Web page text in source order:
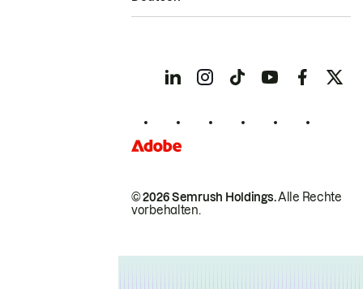
© 2026 Semrush Holdings.Alle Rechte
vorbehalten.